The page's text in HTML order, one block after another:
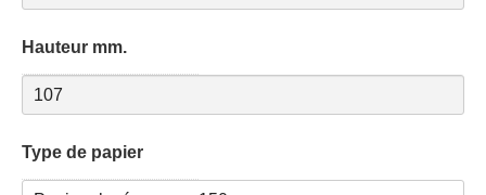
Hauteur mm.
Type de papier